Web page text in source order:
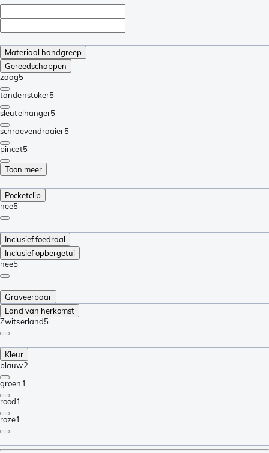
Materiaal handgreep
Gereedschappen
zaag5
tandenstoker5
sleutelhanger5
schroevendraaier5
pincet5
Toon meer
Pocketclip
nee5
Inclusief foedraal
Inclusief opbergetui
nee5
Graveerbaar
Land van herkomst
Zwitserland5
Kleur
blauw2
groen1
rood1
roze1